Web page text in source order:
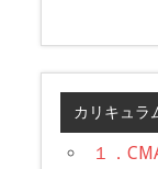
カリキュラ
１．